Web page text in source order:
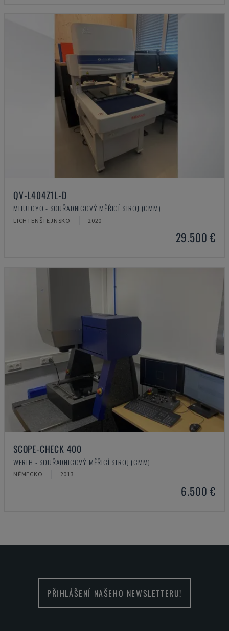
QV-L404Z1L-D
MITUTOYO - SOUŘADNICOVÝ MĚŘICÍ STROJ (CMM)
LICHTENŠTEJNSKO 2020
29.500 €
SCOPE-CHECK 400
WERTH - SOUŘADNICOVÝ MĚŘICÍ STROJ (CMM)
NĚMECKO 2013
6.500 €
PŘIHLÁŠENÍ NAŠEHO NEWSLETTERU!